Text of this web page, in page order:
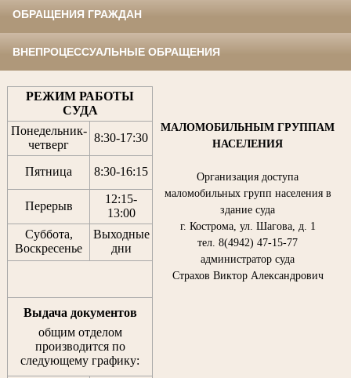
ОБРАЩЕНИЯ ГРАЖДАН
ВНЕПРОЦЕССУАЛЬНЫЕ ОБРАЩЕНИЯ
РЕЖИМ РАБОТЫ
СУДА
Понедельник-
четверг
8:30-17:30
Пятница 8:30-16:15
Перерыв
12:15-
13:00
Суббота,
Воскресенье
Выходные
дни
Выдача документов
общим отделом
производится по
следующему графику:
МАЛОМОБИЛЬНЫМ ГРУППАМ
НАСЕЛЕНИЯ
Организация доступа
маломобильных групп населения в
здание суда
г. Кострома, ул. Шагова, д. 1
тел. 8(4942) 47-15-77
администратор суда
Страхов Виктор Александрович